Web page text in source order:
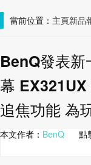
當前位置： 主頁新品
BenQ發表
幕
追焦功能 為
本文作者： BenQ 點